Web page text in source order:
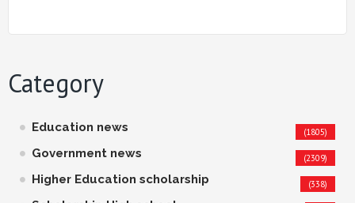
Category
Education news (1805)
Government news (2309)
Higher Education scholarship (338)